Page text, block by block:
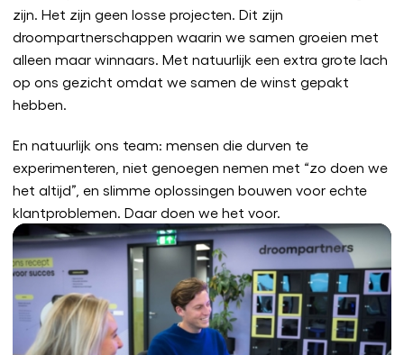
zijn. Het zijn geen losse projecten. Dit zijn
droompartnerschappen waarin we samen groeien met
alleen maar winnaars. Met natuurlijk een extra grote lach
op ons gezicht omdat we samen de winst gepakt
hebben.
En natuurlijk ons team: mensen die durven te
experimenteren, niet genoegen nemen met “zo doen we
het altijd”, en slimme oplossingen bouwen voor echte
klantproblemen. Daar doen we het voor.